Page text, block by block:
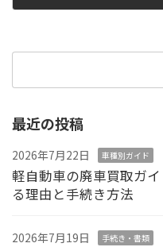
最近の投稿
2026年7月22日 車種別ガイド
軽自動車の廃車買取ガ
る理由と手続き方法
2026年7月19日 手続き・書類